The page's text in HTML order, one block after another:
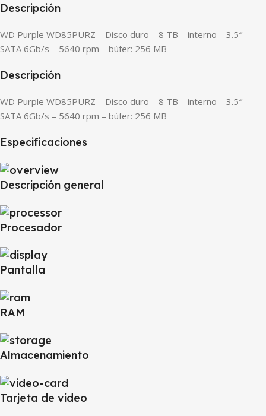
Descripción
WD Purple WD85PURZ – Disco duro – 8 TB – interno – 3.5″ –
SATA 6Gb/s – 5640 rpm – búfer: 256 MB
Descripción
WD Purple WD85PURZ – Disco duro – 8 TB – interno – 3.5″ –
SATA 6Gb/s – 5640 rpm – búfer: 256 MB
Especificaciones
Descripción general
Procesador
Pantalla
RAM
Almacenamiento
Tarjeta de video